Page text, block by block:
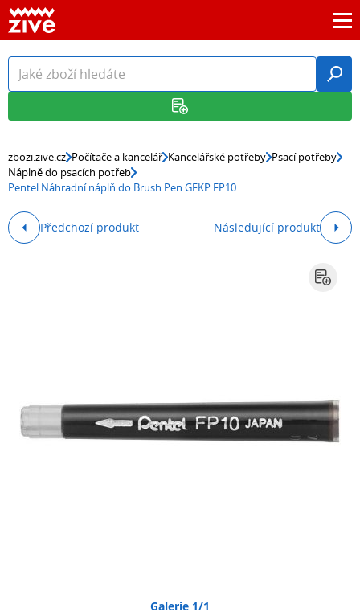
zbozi.zive.cz Počítače a kancelář Kancelářské potřeby Psací potřeby
Náplně do psacích potřeb
Pentel Náhradní náplň do Brush Pen GFKP FP10
Předchozí produkt Následující produkt
Galerie 1/1